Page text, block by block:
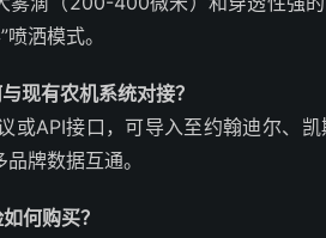
洒模式。
现有农机系统对接？
或API接口，可导入至约翰迪尔、
牌数据互通。
何购买？